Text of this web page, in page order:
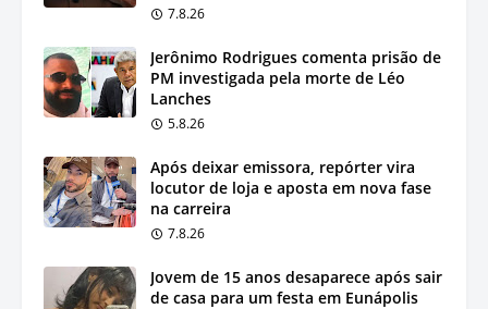
7.8.26
Jerônimo Rodrigues comenta prisão de
PM investigada pela morte de Léo
Lanches
5.8.26
Após deixar emissora, repórter vira
locutor de loja e aposta em nova fase
na carreira
7.8.26
Jovem de 15 anos desaparece após sair
de casa para um festa em Eunápolis